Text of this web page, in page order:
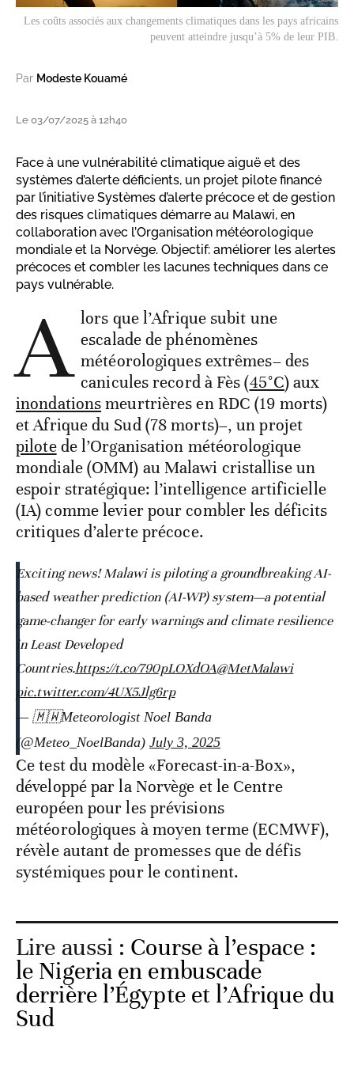
Les coûts associés aux changements climatiques dans les pays africains
peuvent atteindre jusqu’à 5% de leur PIB.
Par Modeste Kouamé
Le 03/07/2025 à 12h40
Face à une vulnérabilité climatique aiguë et des
systèmes d’alerte déficients, un projet pilote financé
par l’initiative Systèmes d’alerte précoce et de gestion
des risques climatiques démarre au Malawi, en
collaboration avec l’Organisation météorologique
mondiale et la Norvège. Objectif: améliorer les alertes
précoces et combler les lacunes techniques dans ce
pays vulnérable.
A lors que l’Afrique subit une
escalade de phénomènes
météorologiques extrêmes– des
canicules record à Fès (45°C) aux
inondationsmeurtrières en RDC (19 morts)
et Afrique du Sud (78 morts)–, un projet
pilotede l’Organisation météorologique
mondiale (OMM) au Malawi cristallise un
espoir stratégique: l’intelligence artificielle
(IA) comme levier pour combler les déficits
critiques d’alerte précoce.
Exciting news! Malawi is piloting a groundbreaking AI-
based weather prediction (AI-WP) system—a potential
game-changer for early warnings and climate resilience
in Least Developed
Countries.https://t.co/790pLOXdOA@MetMalawi
pic.twitter.com/4UX5Jlg6rp
— 🇲🇼Meteorologist Noel Banda
(@Meteo_NoelBanda) July 3, 2025
Ce test du modèle «Forecast-in-a-Box»,
développé par la Norvège et le Centre
européen pour les prévisions
météorologiques à moyen terme (ECMWF),
révèle autant de promesses que de défis
systémiques pour le continent.
Lire aussi : Course à l’espace :
le Nigeria en embuscade
derrière l’Égypte et l’Afrique du
Sud